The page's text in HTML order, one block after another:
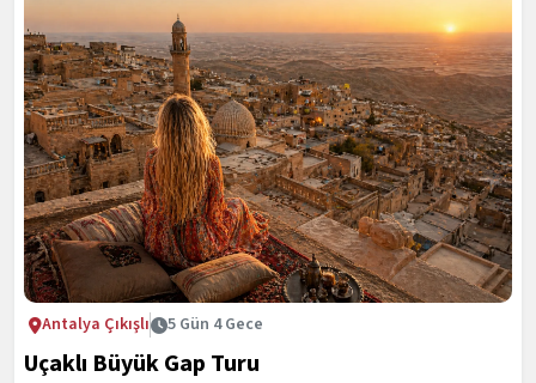
Antalya Çıkışlı 5 Gün 4 Gece
Uçaklı Büyük Gap Turu